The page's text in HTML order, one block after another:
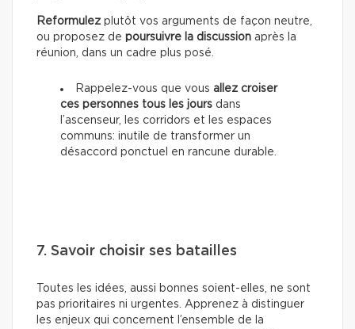
Reformulez plutôt vos arguments de façon neutre,
ou proposez de poursuivre la discussion après la
réunion, dans un cadre plus posé.
Rappelez-vous que vous allez croiser
ces personnes tous les jours dans
l’ascenseur, les corridors et les espaces
communs: inutile de transformer un
désaccord ponctuel en rancune durable.
7. Savoir choisir ses batailles
Toutes les idées, aussi bonnes soient-elles, ne sont
pas prioritaires ni urgentes. Apprenez à distinguer
les enjeux qui concernent l’ensemble de la